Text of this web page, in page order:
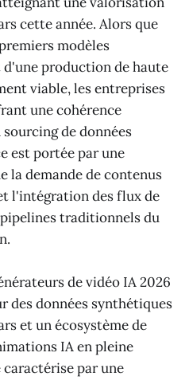
cette année. Alors que
modèles
production de haute
viable, les entreprises
une cohérence
de données
est portée par une
la demande de contenus
l'intégration des flux de
traditionnels du
de vidéo IA 2026
des données synthétiques
et un écosystème de
IA en pleine
caractérise par une